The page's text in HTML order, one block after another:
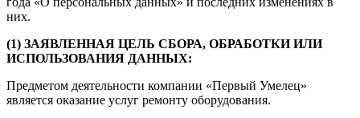
них.
(1) ЗАЯВЛЕННАЯ ЦЕЛЬ СБОРА, ОБРАБОТКИ ИЛИ
ИСПОЛЬЗОВАНИЯ ДАННЫХ:
Предметом деятельности компании «Первый Умелец»
является оказание услуг ремонту оборудования.